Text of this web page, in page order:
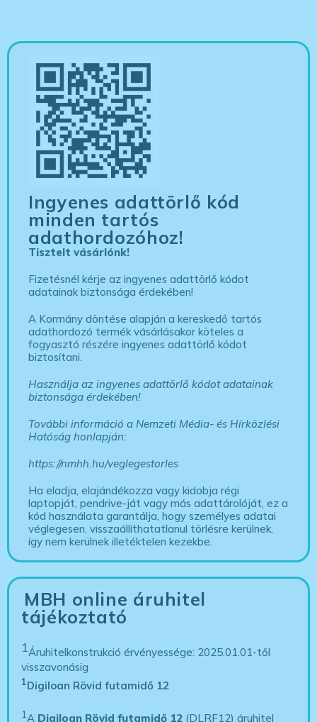
Ingyenes adattörlő kód
minden tartós
adathordozóhoz!
Tisztelt vásárlónk!
Fizetésnél kérje az ingyenes adattörlő kódot
adatainak biztonsága érdekében!
A Kormány döntése alapján a kereskedő tartós
adathordozó termék vásárlásakor köteles a
fogyasztó részére ingyenes adattörlő kódot
biztosítani.
Használja az ingyenes adattörlő kódot adatainak
biztonsága érdekében!
További információ a Nemzeti Média- és Hírközlési
Hatóság honlapján:
https://nmhh.hu/veglegestorles
Ha eladja, elajándékozza vagy kidobja régi
laptopját, pendrive-ját vagy más adattárolóját, ez a
kód használata garantálja, hogy személyes adatai
véglegesen, visszaállíthatatlanul törlésre kerülnek,
így nem kerülnek illetéktelen kezekbe.
MBH online áruhitel
tájékoztató
1Áruhitelkonstrukció érvényessége: 2025.01.01-től
visszavonásig
1Digiloan Rövid futamidő 12
1A Digiloan Rövid futamidő 12 (DLRF12) áruhitel